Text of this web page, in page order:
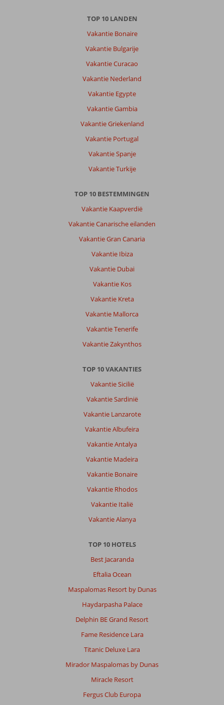
TOP 10 LANDEN
Vakantie Bonaire
Vakantie Bulgarije
Vakantie Curacao
Vakantie Nederland
Vakantie Egypte
Vakantie Gambia
Vakantie Griekenland
Vakantie Portugal
Vakantie Spanje
Vakantie Turkije
TOP 10 BESTEMMINGEN
Vakantie Kaapverdië
Vakantie Canarische eilanden
Vakantie Gran Canaria
Vakantie Ibiza
Vakantie Dubai
Vakantie Kos
Vakantie Kreta
Vakantie Mallorca
Vakantie Tenerife
Vakantie Zakynthos
TOP 10 VAKANTIES
Vakantie Sicilië
Vakantie Sardinië
Vakantie Lanzarote
Vakantie Albufeira
Vakantie Antalya
Vakantie Madeira
Vakantie Bonaire
Vakantie Rhodos
Vakantie Italië
Vakantie Alanya
TOP 10 HOTELS
Best Jacaranda
Eftalia Ocean
Maspalomas Resort by Dunas
Haydarpasha Palace
Delphin BE Grand Resort
Fame Residence Lara
Titanic Deluxe Lara
Mirador Maspalomas by Dunas
Miracle Resort
Fergus Club Europa